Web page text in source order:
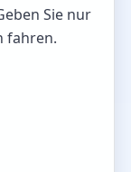
Sie nur
fahren.